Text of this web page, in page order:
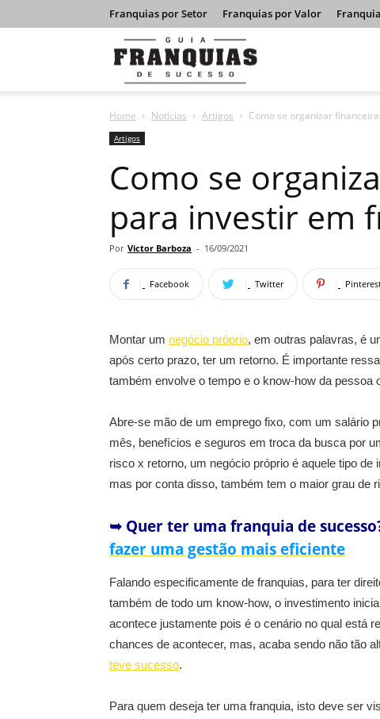
Franquias por Setor Franquias por Valor
Franquias
de
Home Notícias Artigos Como se organizar
Artigos
Como se
para investir em
Por Victor Barboza - 16/09/2021
Facebook Twitter
Montar um negócio próprio, em outras palavras, é
após certo prazo, ter um retorno. É importante
também envolve o tempo e o know-how da pessoa
Abre-se mão de um emprego fixo, com um salário
mês, benefícios e seguros em troca da busca por
risco x retorno, um negócio próprio é aquele tipo
mas por conta disso, também tem o maior grau de
➥ Quer ter uma franquia de
fazer uma gestão mais eficiente
Falando especificamente de franquias, para ter
também de todo um know-how, o investimento
acontece justamente pois é o cenário no qual está
chances de acontecer, mas, acaba sendo não tão
teve sucesso.
Para quem deseja ter uma franquia, isto deve ser